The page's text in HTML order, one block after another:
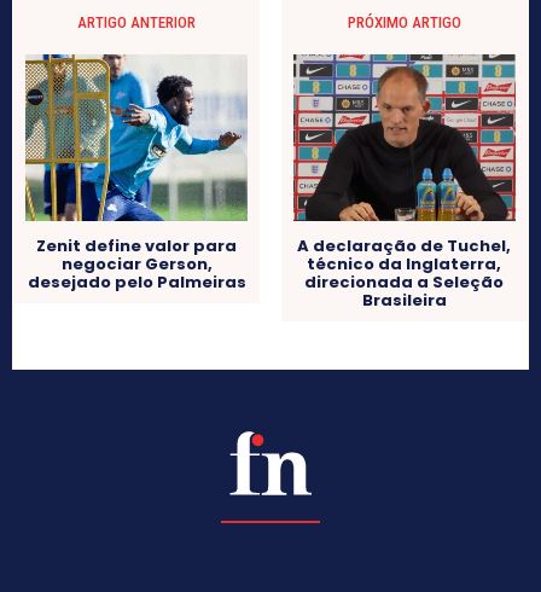
ARTIGO ANTERIOR
Zenit define valor para
negociar Gerson,
desejado pelo Palmeiras
PRÓXIMO ARTIGO
A declaração de Tuchel,
técnico da Inglaterra,
direcionada a Seleção
Brasileira